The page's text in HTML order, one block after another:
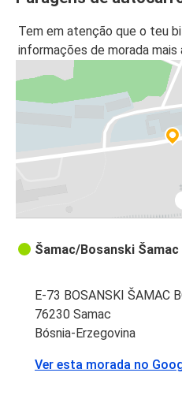
Tem em atenção que o teu
informações de morada mais
Šamac/Bosanski Šamac
E-73 BOSANSKI ŠAMAC
76230 Samac
Bósnia-Erzegovina
Ver esta morada no